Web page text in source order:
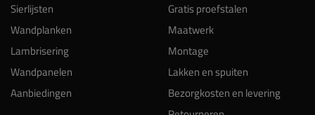
Sierlijsten
Wandplanken
Lambrisering
Wandpanelen
Aanbiedingen
Gratis proefstalen
Maatwerk
Montage
Lakken en spuiten
Bezorgkosten en levering